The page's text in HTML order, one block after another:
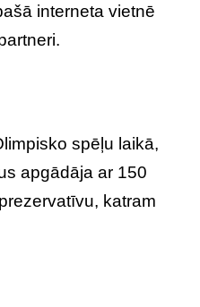
interneta vietnē
spēļu laikā,
apgādāja ar 150
katram